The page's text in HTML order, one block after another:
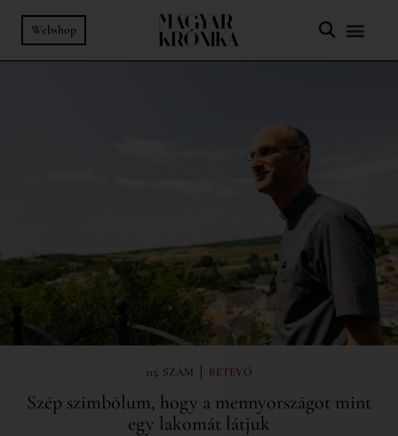
Webshop
115. SZÁM | BETEVŐ
Szép szimbólum, hogy a mennyországot mint
egy lakomát látjuk